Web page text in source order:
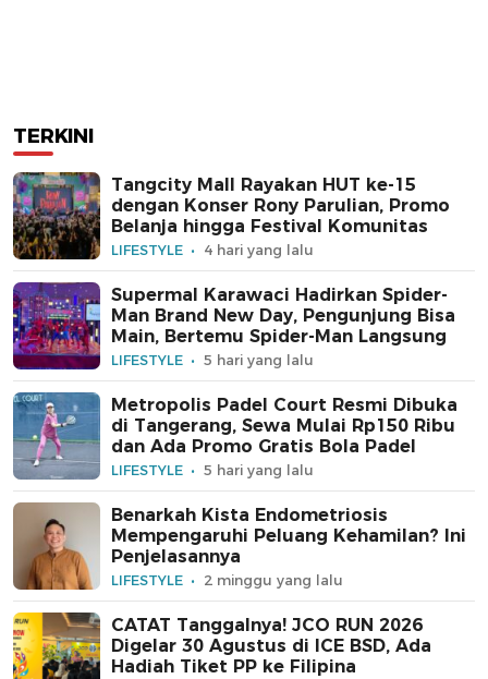
TERKINI
Tangcity Mall Rayakan HUT ke-15
dengan Konser Rony Parulian, Promo
Belanja hingga Festival Komunitas
LIFESTYLE 4 hari yang lalu
Supermal Karawaci Hadirkan Spider-
Man Brand New Day, Pengunjung Bisa
Main, Bertemu Spider-Man Langsung
LIFESTYLE 5 hari yang lalu
Metropolis Padel Court Resmi Dibuka
di Tangerang, Sewa Mulai Rp150 Ribu
dan Ada Promo Gratis Bola Padel
LIFESTYLE 5 hari yang lalu
Benarkah Kista Endometriosis
Mempengaruhi Peluang Kehamilan? Ini
Penjelasannya
LIFESTYLE 2 minggu yang lalu
CATAT Tanggalnya! JCO RUN 2026
Digelar 30 Agustus di ICE BSD, Ada
Hadiah Tiket PP ke Filipina